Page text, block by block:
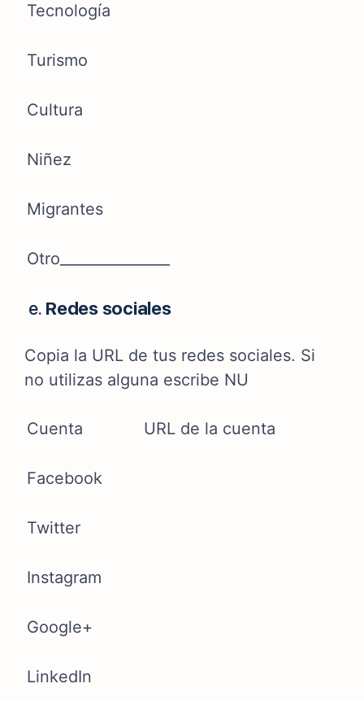
Tecnología
Turismo
Cultura
Niñez
Migrantes
Otro_______________
e. Redes sociales
Copia la URL de tus redes sociales. Si
no utilizas alguna escribe NU
Cuenta URL de la cuenta
Facebook
Twitter
Instagram
Google+
LinkedIn